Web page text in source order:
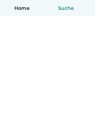
Home Suche